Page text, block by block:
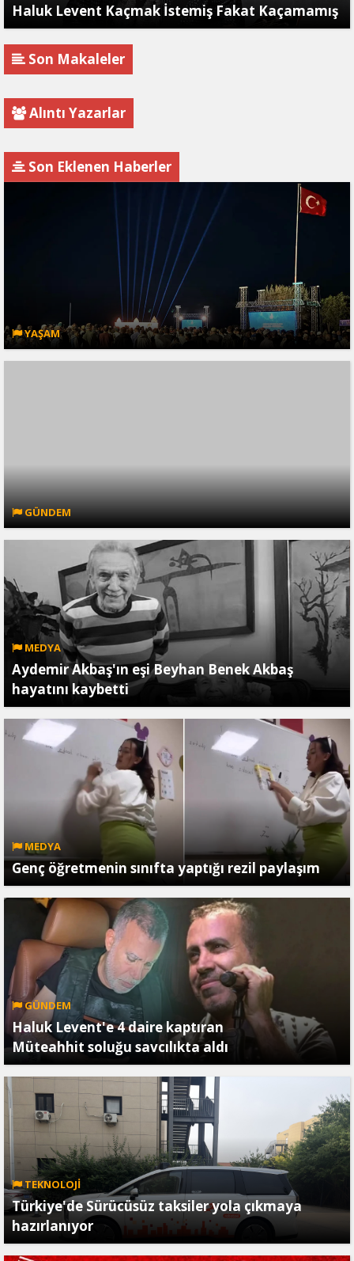
Haluk Levent Kaçmak İstemiş Fakat Kaçamamış
Son Makaleler
Alıntı Yazarlar
Son Eklenen Haberler
YAŞAM
GÜNDEM
MEDYA
Aydemir Akbaş'ın eşi Beyhan Benek Akbaş
hayatını kaybetti
MEDYA
Genç öğretmenin sınıfta yaptığı rezil paylaşım
GÜNDEM
Haluk Levent'e 4 daire kaptıran
Müteahhit soluğu savcılıkta aldı
TEKNOLOJİ
Türkiye'de Sürücüsüz taksiler yola çıkmaya
hazırlanıyor